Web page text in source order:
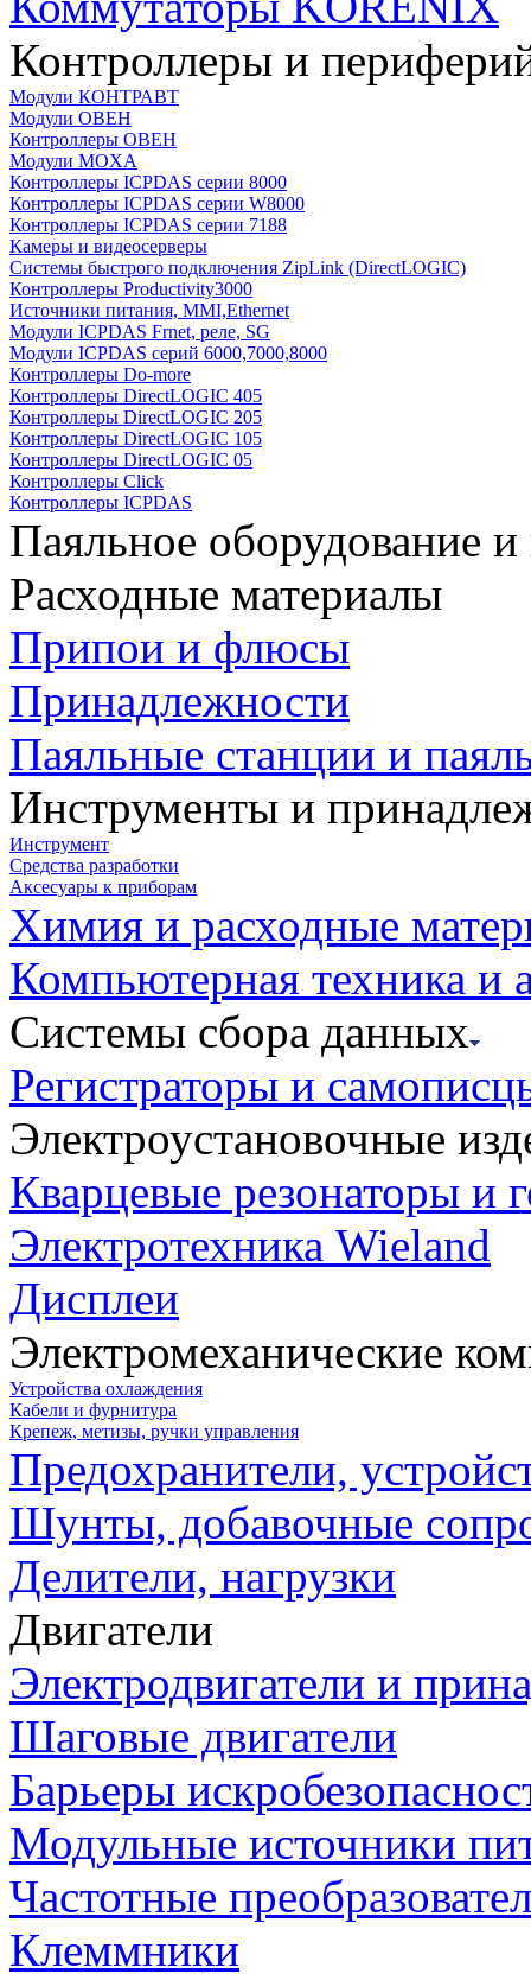
Контроллеры и
Модули КОНТРАВТ
Модули ОВЕН
Контроллеры ОВЕН
Модули MOXA
Контроллеры ICPDAS серии 8000
Контроллеры ICPDAS серии W8000
Контроллеры ICPDAS серии 7188
Камеры и видеосерверы
Системы быстрого подключения ZipLink (DirectLOGIC)
Контроллеры Productivity3000
Источники питания, MMI,Ethernet
Модули ICPDAS Frnet, реле, SG
Модули ICPDAS серий 6000,7000,8000
Контроллеры Do-more
Контроллеры DirectLOGIC 405
Контроллеры DirectLOGIC 205
Контроллеры DirectLOGIC 105
Контроллеры DirectLOGIC 05
Контроллеры Click
Контроллеры ICPDAS
Паяльное оборудование
Расходные материалы
Припои и флюсы
Принадлежности
Паяльные станции и
Инструменты и
Инструмент
Средства разработки
Аксесуары к приборам
Химия и расходные
Компьютерная техника и
Системы сбора данных
Регистраторы и
Электроустановочные
Кварцевые резонаторы и
Электротехника Wieland
Дисплеи
Электромеханические
Устройства охлаждения
Кабели и фурнитура
Крепеж, метизы, ручки управления
Предохранители,
Шунты, добавочные
Делители, нагрузки
Двигатели
Электродвигатели и
Шаговые двигатели
Барьеры
Модульные источники
Частотные
Клеммники